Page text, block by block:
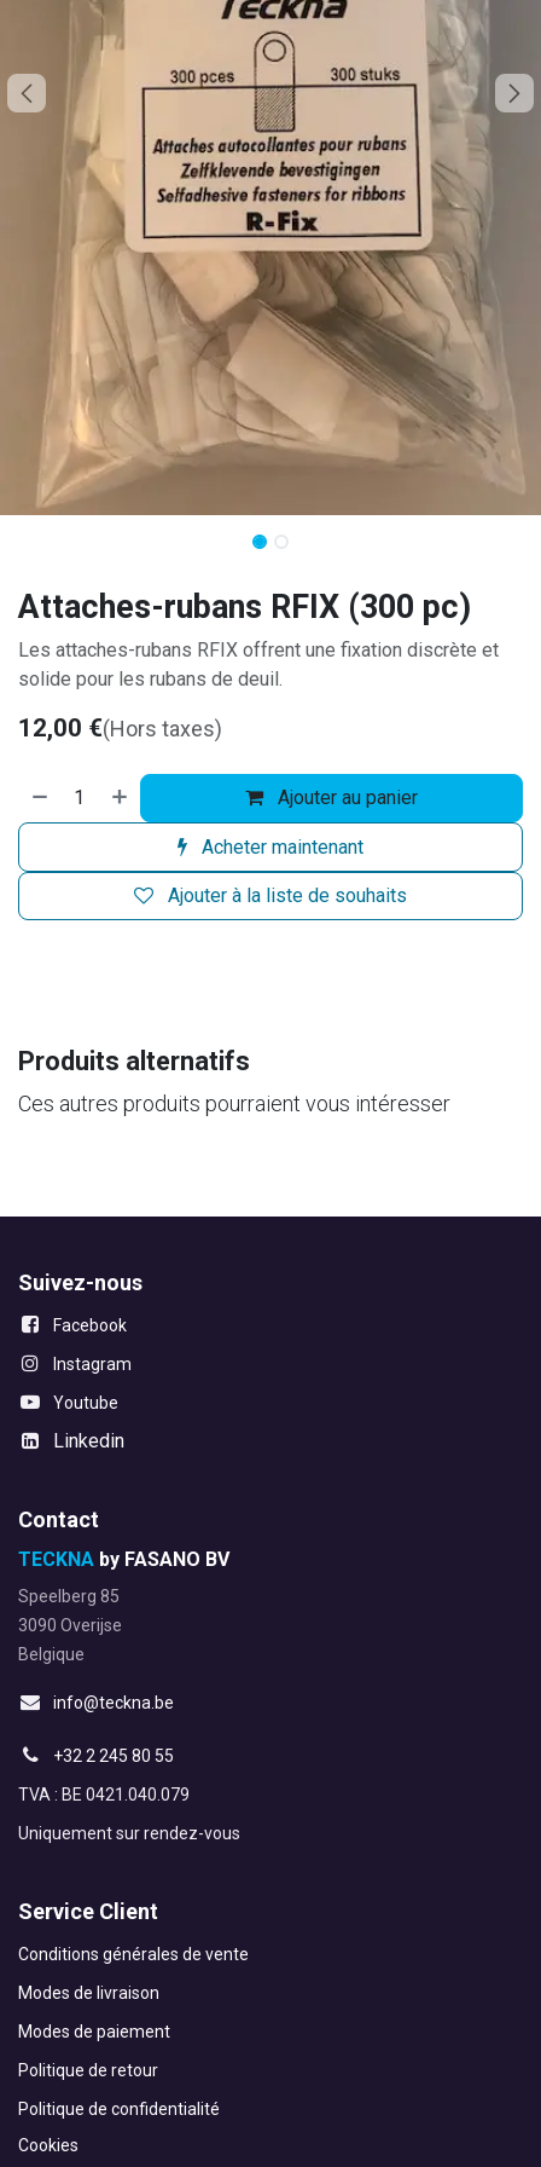
Attaches-rubans RFIX (300 pc)
Les attaches-rubans RFIX offrent une fixation discrète et
solide pour les rubans de deuil.
12,00 €(Hors taxes)
Ajouter au panier
Acheter maintenant
Ajouter à la liste de souhaits
Produits alternatifs
Ces autres produits pourraient vous intéresser
Suivez-nous
Facebook
Instagram
Youtube
Linkedin
Contact
TECKNA by FASANO BV
Speelberg 85
3090 Overijse
Belgique
info@teckna.be
+32 2 245 80 55
TVA : BE 0421.040.079
Uniquement sur rendez-vous
Service Client
Conditions générales de vente
Modes de livraison
Modes de paiement
Politique de retour
Politique de confidentialité
Cookies